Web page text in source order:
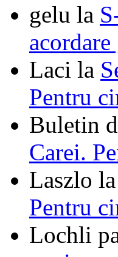
gelu la
Laci la
Pentru
Buletin
Carei.
Laszlo la
Pentru
Lochli